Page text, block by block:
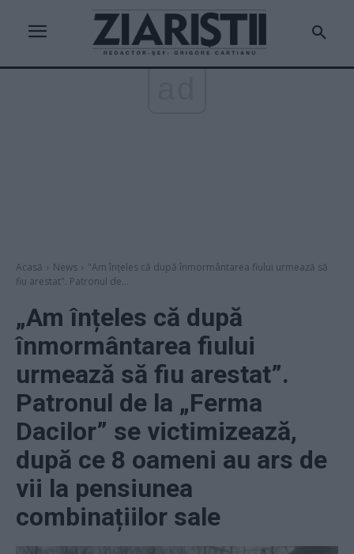
Acasă News
"Am înțeles că după înmormântarea fiului urmează să
fiu arestat". Patronul de...
„Am înțeles că după
înmormântarea fiului
urmează să fiu arestat”.
Patronul de la „Ferma
Dacilor” se victimizează,
după ce 8 oameni au ars de
vii la pensiunea
combinațiilor sale